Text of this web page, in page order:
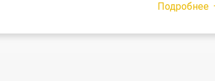
Подробнее